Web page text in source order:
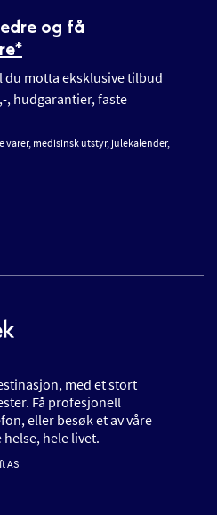
og få
du motta eksklusive tilbud
, hudgarantier, faste
varer, medisinsk utstyr, julekalender,
med et stort
Få profesjonell
eller besøk et av våre
hele livet.
AS